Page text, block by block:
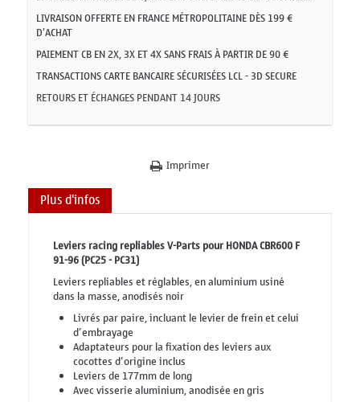
LIVRAISON OFFERTE EN FRANCE MÉTROPOLITAINE DÈS 199 €
D'ACHAT
PAIEMENT CB EN 2X, 3X ET 4X SANS FRAIS À PARTIR DE 90 €
TRANSACTIONS CARTE BANCAIRE SÉCURISÉES LCL - 3D SECURE
RETOURS ET ÉCHANGES PENDANT 14 JOURS
Imprimer
Plus d'infos
Leviers racing repliables V-Parts pour HONDA CBR600 F
91-96 (PC25 - PC31)
Leviers repliables et réglables, en aluminium usiné
dans la masse, anodisés noir
Livrés par paire, incluant le levier de frein et celui
d’embrayage
Adaptateurs pour la fixation des leviers aux
cocottes d’origine inclus
Leviers de 177mm de long
Avec visserie aluminium, anodisée en gris